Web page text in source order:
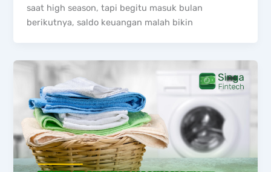
saat high season, tapi begitu masuk bulan
berikutnya, saldo keuangan malah bikin